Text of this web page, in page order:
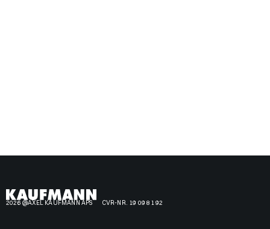
2026 @AXEL KAUFMANN APS CVR-NR. 19 09 81 92